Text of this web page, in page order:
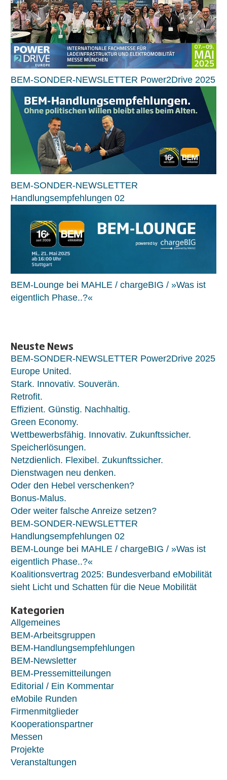
BEM-SONDER-NEWSLETTER Power2Drive 2025
BEM-SONDER-NEWSLETTER
Handlungsempfehlungen 02
BEM-Lounge bei MAHLE / chargeBIG / »Was ist
eigentlich Phase..?«
Neuste News
BEM-SONDER-NEWSLETTER Power2Drive 2025
Europe United.
Stark. Innovativ. Souverän.
Retrofit.
Effizient. Günstig. Nachhaltig.
Green Economy.
Wettbewerbsfähig. Innovativ. Zukunftssicher.
Speicherlösungen.
Netzdienlich. Flexibel. Zukunftssicher.
Dienstwagen neu denken.
Oder den Hebel verschenken?
Bonus-Malus.
Oder weiter falsche Anreize setzen?
BEM-SONDER-NEWSLETTER
Handlungsempfehlungen 02
BEM-Lounge bei MAHLE / chargeBIG / »Was ist
eigentlich Phase..?«
Koalitionsvertrag 2025: Bundesverband eMobilität
sieht Licht und Schatten für die Neue Mobilität
Kategorien
Allgemeines
BEM-Arbeitsgruppen
BEM-Handlungsempfehlungen
BEM-Newsletter
BEM-Pressemitteilungen
Editorial / Ein Kommentar
eMobile Runden
Firmenmitglieder
Kooperationspartner
Messen
Projekte
Veranstaltungen